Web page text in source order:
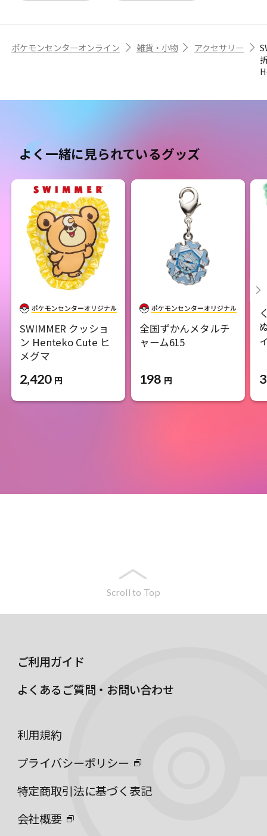
ポケモンセンターオンライン 雑貨・小物 アクセサリー
よく一緒に見られているグッズ
SWIMMER クッショ
ン Henteko Cute ヒ
メグマ
2,420 円
全国ずかんメタルチ
ャーム615
198 円
Scroll to Top
ご利用ガイド
よくあるご質問・お問い合わせ
利用規約
プライバシーポリシー
特定商取引法に基づく表記
会社概要